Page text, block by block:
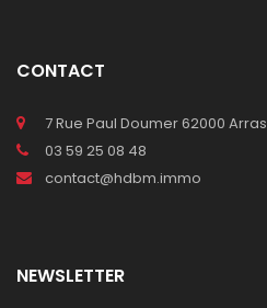
CONTACT
7 Rue Paul Doumer 62000 Arras
03 59 25 08 48
contact@hdbm.immo
NEWSLETTER